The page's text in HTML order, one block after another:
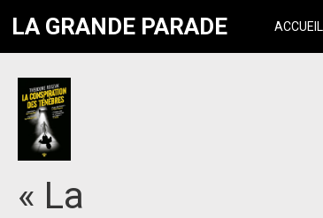
LA GRANDE PARADE ACCUEIL
« La